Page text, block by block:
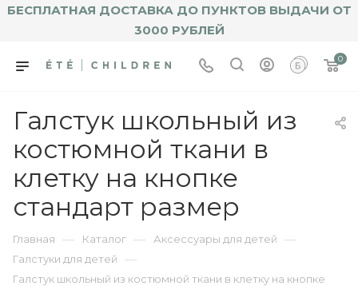
БЕСПЛАТНАЯ ДОСТАВКА ДО ПУНКТОВ ВЫДАЧИ ОТ
3000 РУБЛЕЙ
0
Галстук школьный из
костюмной ткани в
клетку на кнопке
стандарт размер
Главная — Каталог — Аксессуары для детей —
Галстуки для детей —
Галстук школьный из костюмной ткани в клетку на кнопке